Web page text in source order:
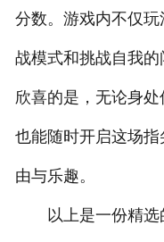
分数。游戏内不仅
战模式和挑战自我
欣喜的是，无论身
也能随时开启这场
由与乐趣。
以上是一份精选